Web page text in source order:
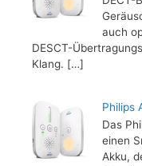
auch
DESCT-
Klang. […]
Philips
Das
einen
Akku,